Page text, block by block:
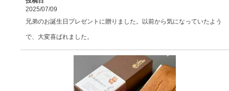
2025/07/09
兄弟のお誕生日プレゼントに贈りました。以前から気になっていたよう
で、大変喜ばれました。